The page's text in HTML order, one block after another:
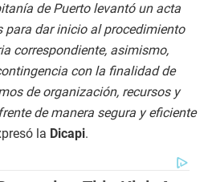
de Puerto levantó un acta
para dar inicio al procedimiento
correspondiente, asimismo,
con la finalidad de
de organización, recursos y
de manera segura y eficiente
la Dicapi.